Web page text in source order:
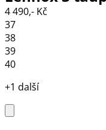
4 490,- Kč
37
38
39
40
+1 další